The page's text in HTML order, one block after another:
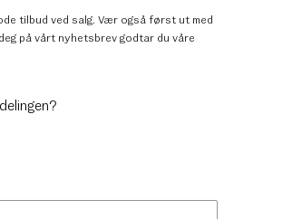
tilbud ved salg. Vær også først ut med
på vårt nyhetsbrev godtar du våre